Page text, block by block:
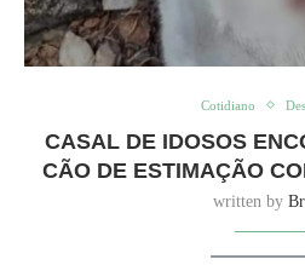
Cotidiano
CASAL DE IDOSOS
CÃO DE ESTIMAÇÃO
written by